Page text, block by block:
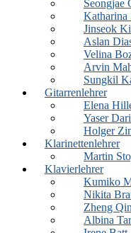
Seongjae
Katharina
Jinseok
Aslan
Velina
Arvin
Sungkil
Gitarrenlehrer
Elena
Yaser
Holger
Klarinettenlehrer
Martin
Klavierlehrer
Kumiko
Nikita
Zheng Qin
Albina